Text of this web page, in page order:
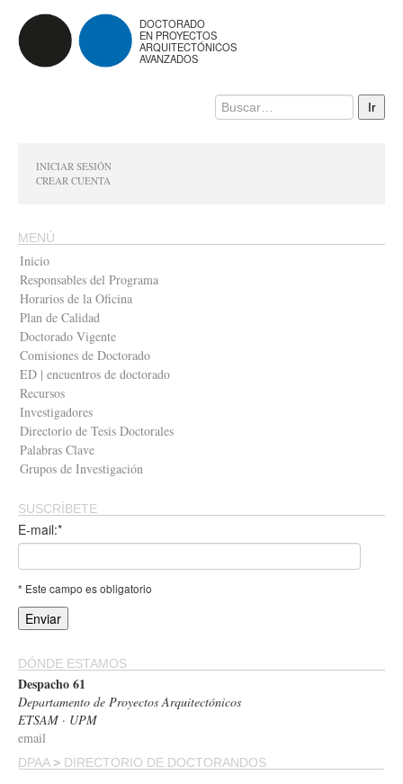
DOCTORADO
EN PROYECTOS
ARQUITECTÓNICOS
AVANZADOS
INICIAR SESIÓN
CREAR CUENTA
MENÚ
Inicio
Responsables del Programa
Horarios de la Oficina
Plan de Calidad
Doctorado Vigente
Comisiones de Doctorado
ED | encuentros de doctorado
Recursos
Investigadores
Directorio de Tesis Doctorales
Palabras Clave
Grupos de Investigación
SUSCRÍBETE
E-mail:*
* Este campo es obligatorio
DÓNDE ESTAMOS
Despacho 61
Departamento de Proyectos Arquitectónicos
ETSAM · UPM
email
DPAA> DIRECTORIO DE DOCTORANDOS